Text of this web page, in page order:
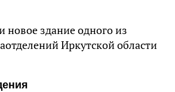
новое здание одного из
Иркутской области